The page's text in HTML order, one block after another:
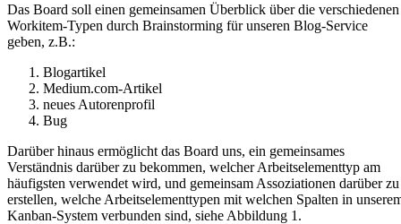
Das Board soll einen gemeinsamen Überblick über die verschiedenen
Workitem-Typen durch Brainstorming für unseren Blog-Service
geben, z.B.:
Blogartikel
Medium.com-Artikel
neues Autorenprofil
Bug
Darüber hinaus ermöglicht das Board uns, ein gemeinsames
Verständnis darüber zu bekommen, welcher Arbeitselementtyp am
häufigsten verwendet wird, und gemeinsam Assoziationen darüber zu
erstellen, welche Arbeitselementtypen mit welchen Spalten in
Kanban-System verbunden sind, siehe Abbildung 1.